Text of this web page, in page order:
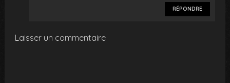
RÉPONDRE
Laisser un commentaire